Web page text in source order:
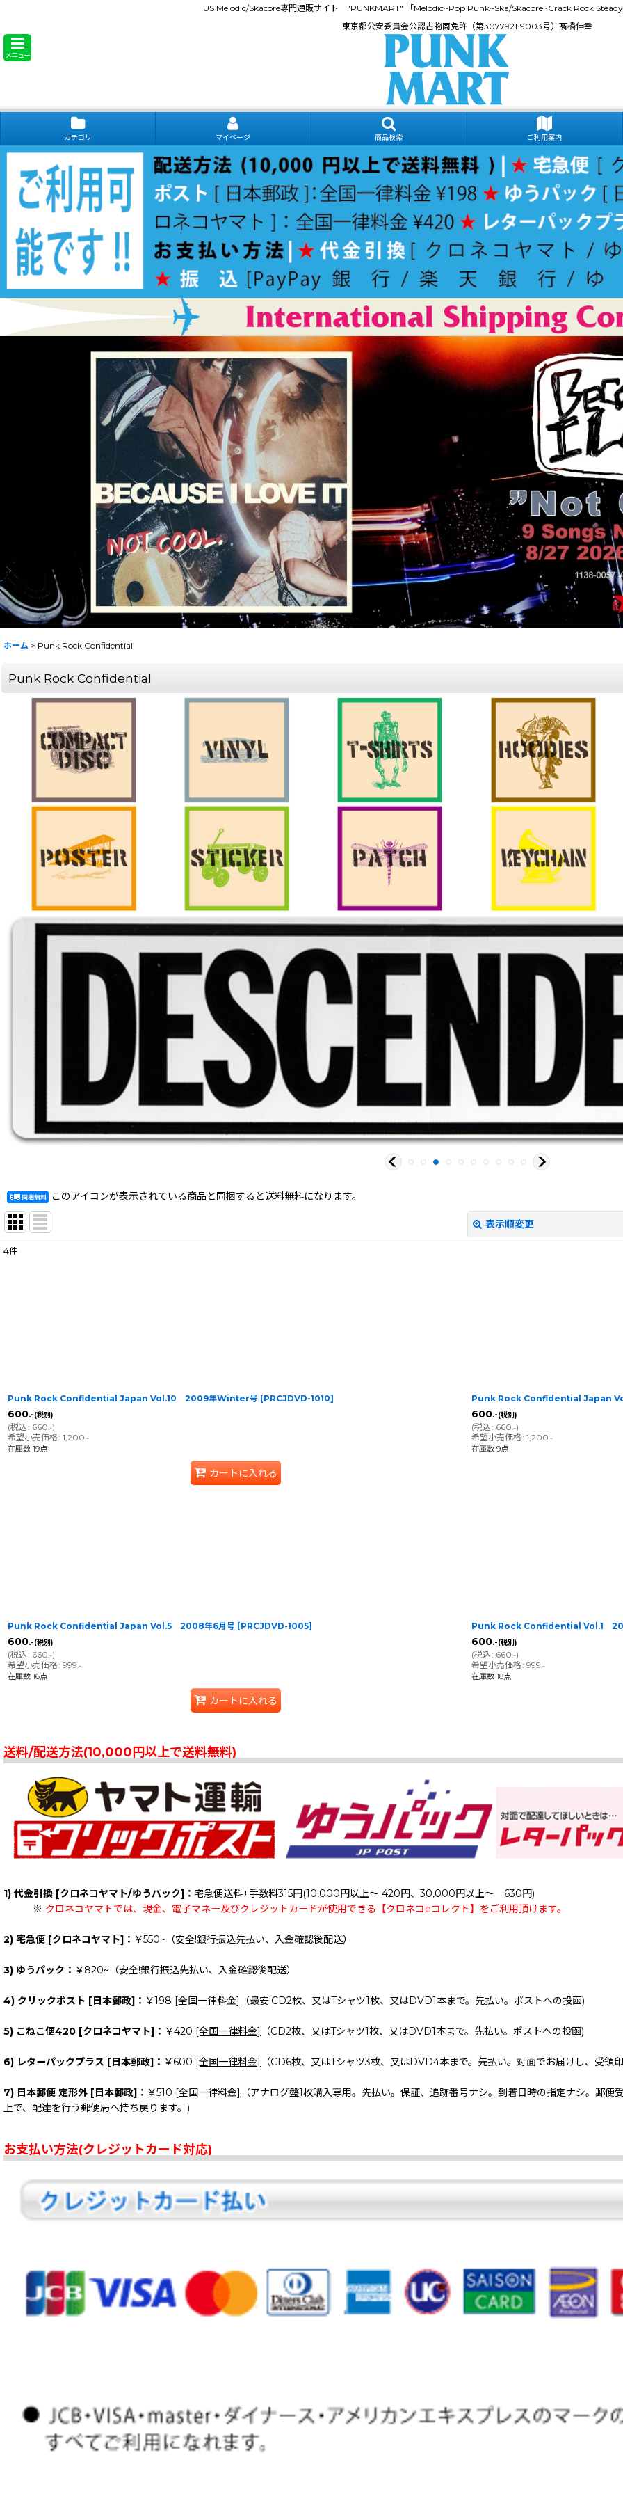
US Melodic/Skacore専門通販サイト "PUNKMART" 「Melodic~Pop Punk~Ska/Skacore~Crack Rock Steady
東京都公安委員会公認古物商免許（第307792119003号）髙橋伸幸
メニュー
カテゴリ マイページ 商品検索 ご利用案内
ホーム > Punk Rock Confidential
Punk Rock Confidential
このアイコンが表示されている商品と同梱すると送料無料になります。
表示順変更
4件
Punk Rock Confidential Japan Vol.10 2009年Winter号 [PRCJDVD-1010]
600.-(税別)
(税込: 660.-)
希望小売価格: 1,200.-
在庫数 19点
カートに入れる
Punk Rock Confidential Japan
600.-(税別)
(税込: 660.-)
希望小売価格: 1,200.-
在庫数 9点
Punk Rock Confidential Japan Vol.5 2008年6月号 [PRCJDVD-1005]
600.-(税別)
(税込: 660.-)
希望小売価格: 999.-
在庫数 16点
カートに入れる
Punk Rock Confidential Vol.1
600.-(税別)
(税込: 660.-)
希望小売価格: 999.-
在庫数 18点
送料/配送方法(10,000円以上で送料無料)
1) 代金引換 [クロネコヤマト/ゆうパック]： 宅急便送料+手数料315円(10,000円以上～ 420円、30,000円以上～ 630円)
※ クロネコヤマトでは、現金、電子マネー及びクレジットカードが使用できる【クロネコeコレクト】をご利用頂けます。
2) 宅急便 [クロネコヤマト]： ￥550~（安全!銀行振込先払い、入金確認後配送）
3) ゆうパック： ￥820~（安全!銀行振込先払い、入金確認後配送）
4) クリックポスト [日本郵政]： ￥198 [全国一律料金] （最安!CD2枚、又はTシャツ1枚、又はDVD1本まで。先払い。ポストへの投函)
5) こねこ便420 [クロネコヤマト]： ￥420 [全国一律料金] （CD2枚、又はTシャツ1枚、又はDVD1本まで。先払い。ポストへの投函)
6) レターパックプラス [日本郵政]： ￥600 [全国一律料金] （CD6枚、又はTシャツ3枚、又はDVD4本まで。先払い。対面でお届けし、受領
7) 日本郵便 定形外 [日本郵政]： ￥510 [全国一律料金]
（アナログ盤1枚購入専用。先払い。保証、追跡番号ナシ。到着日時の指定ナシ。郵
上で、配達を行う郵便局へ持ち戻ります。)
お支払い方法(クレジットカード対応)